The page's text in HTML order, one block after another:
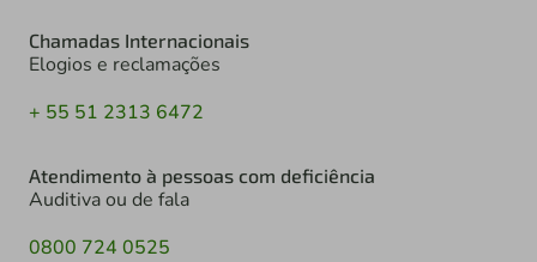
Chamadas Internacionais
Elogios e reclamações
+ 55 51 2313 6472
Atendimento à pessoas com deficiência
Auditiva ou de fala
0800 724 0525